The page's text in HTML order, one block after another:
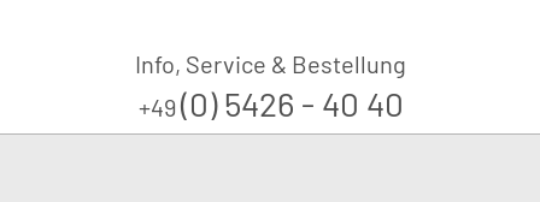
Info, Service & Bestellung
+49 (0) 5426 - 40 40